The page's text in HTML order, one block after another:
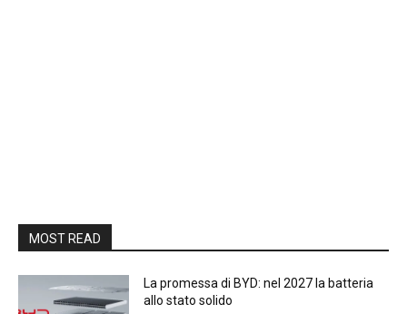
MOST READ
La promessa di BYD: nel 2027 la batteria
allo stato solido